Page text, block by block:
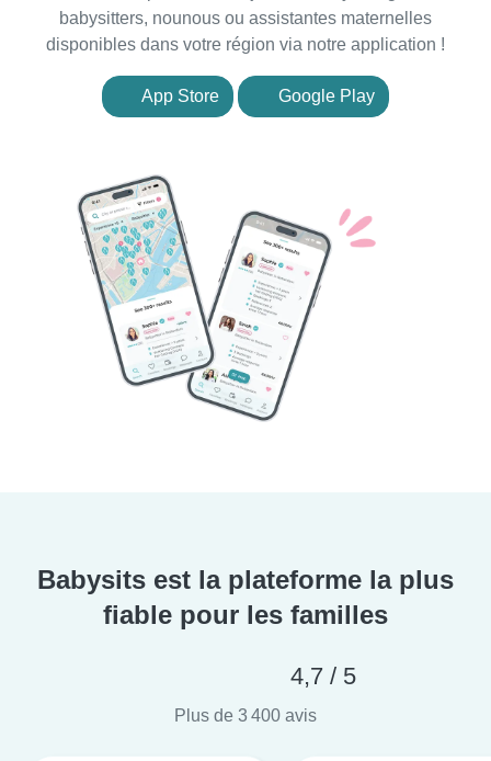
babysitters, nounous ou assistantes maternelles
disponibles dans votre région via notre application !
App Store Google Play
Babysits est la plateforme la plus
fiable pour les familles
4,7 / 5
Plus de 3 400 avis